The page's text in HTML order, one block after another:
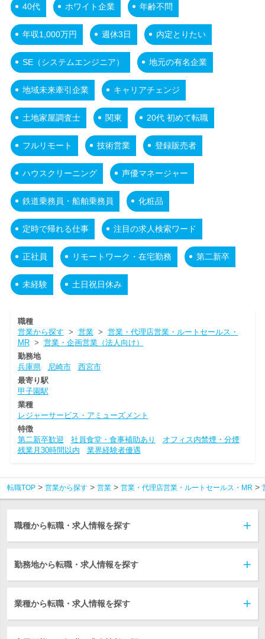
40代 ホワイト企業 年齢不問
年収1,000万円 週休3日 内定とりたい
SE（システムエンジニア） 地元の有名企業
地域未来牽引企業 キャリアチェンジ
土地家屋調査士 関東 20代 初めて転職
フルリモート 技術営業 登録販売者
ハウスクリーニング 声優マネージャー
鉄道乗務員・船舶乗務員 化粧品
定時で帰れる仕事 注目の求人検索ワード
正社員 リモートワーク・在宅勤務 第二新卒
未経験 土日祝日休み
職種
営業から探す > 営業> 営業・代理店営業・ルートセールス・
MR> 営業・企画営業（法人向け）
勤務地
兵庫県
尼崎市
西宮市
最寄り駅
甲子園駅
業種
レジャーサービス・アミューズメント
特徴
第二新卒歓迎
社員食堂・食事補助あり
オフィス内禁煙・分煙
残業月30時間以内
業界経験者優遇
転職TOP 営業から探す 営業 営業・代理店営業・ルートセールス・MR
職種から転職・求人情報を探す
勤務地から転職・求人情報を探す
業種から転職・求人情報を探す